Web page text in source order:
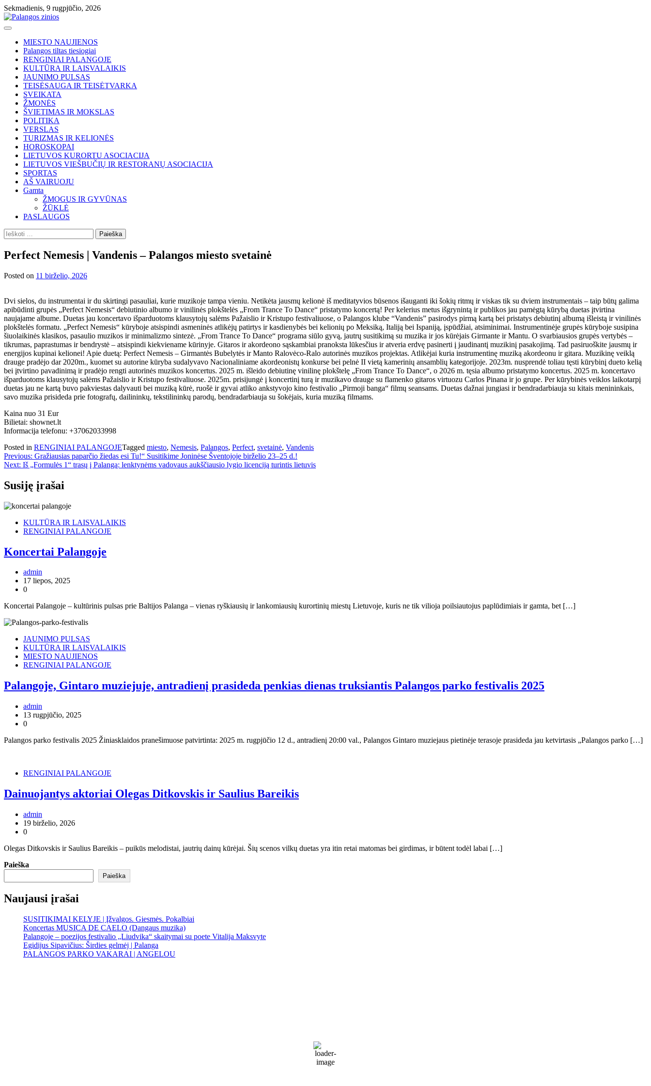
Skip
to
content
Sekmadienis, 9 rugpjūčio, 2026
MIESTO NAUJIENOS
Palangos tiltas tiesiogiai
RENGINIAI PALANGOJE
KULTŪRA IR LAISVALAIKIS
JAUNIMO PULSAS
TEISĖSAUGA IR TEISĖTVARKA
SVEIKATA
ŽMONĖS
ŠVIETIMAS IR MOKSLAS
POLITIKA
VERSLAS
TURIZMAS IR KELIONĖS
HOROSKOPAI
LIETUVOS KURORTU ASOCIACIJA
LIETUVOS VIEŠBUČIŲ IR RESTORANŲ ASOCIACIJA
SPORTAS
AŠ VAIRUOJU
Gamta
ŽMOGUS IR GYVŪNAS
ŽŪKLĖ
PASLAUGOS
Ieškoti:
Perfect Nemesis | Vandenis – Palangos miesto svetainė
Posted on 11 birželio, 2026
Dvi sielos, du instrumentai ir du skirtingi pasauliai, kurie muzikoje tampa vieniu. Netikėta jausmų kelionė iš meditatyvios būsenos išauganti iki šokių ritmų ir viskas tik su dviem instrumentais – taip būtų galima
apibūdinti grupės „Perfect Nemesis“ debiutinio albumo ir vinilinės plokštelės „From Trance To Dance“ pristatymo koncertą! Per kelerius metus išgrynintą ir publikos jau pamėgtą kūrybą duetas įtvirtina
naujajame albume. Duetas jau koncertavo išparduotoms klausytojų salėms Pažaislio ir Kristupo festivaliuose, o Palangos klube “Vandenis” pasirodys pirmą kartą bei pristatys debiutinį albumą išleistą ir vinilinės
plokštelės formatu. „Perfect Nemesis“ kūryboje atsispindi asmeninės atlikėjų patirtys ir kasdienybės bei kelionių po Meksiką, Italiją bei Ispaniją, įspūdžiai, atsiminimai. Instrumentinėje grupės kūryboje susipina
šiuolaikinės klasikos, pasaulio muzikos ir minimalizmo sintezė. „From Trance To Dance“ programa siūlo gyvą, jautrų susitikimą su muzika ir jos kūrėjais Girmante ir Mantu. O svarbiausios grupės vertybės –
tikrumas, paprastumas ir bendrystė – atsispindi kiekviename kūrinyje. Gitaros ir akordeono sąskambiai pranoksta lūkesčius ir atveria erdvę pasinerti į jaudinantį muzikinį pasakojimą. Tad pasiruoškite jausmų ir
energijos kupinai kelionei! Apie duetą: Perfect Nemesis – Girmantės Bubelytės ir Manto Ralovėco-Ralo autorinės muzikos projektas. Atlikėjai kuria instrumentinę muziką akordeonu ir gitara. Muzikinę veiklą
drauge pradėjo dar 2020m., kuomet su autorine kūryba sudalyvavo Nacionaliniame akordeonistų konkurse bei pelnė II vietą kamerinių ansamblių kategorijoje. 2023m. nusprendė toliau tęsti kūrybinį dueto kelią
bei įtvirtino pavadinimą ir pradėjo rengti autorinės muzikos koncertus. 2025 m. išleido debiutinę vinilinę plokštelę „From Trance To Dance“, o 2026 m. tęsia albumo pristatymo koncertus. 2025 m. koncertavo
išparduotoms klausytojų salėms Pažaislio ir Kristupo festivaliuose. 2025m. prisijungė į koncertinį turą ir muzikavo drauge su flamenko gitaros virtuozu Carlos Pinana ir jo grupe. Per kūrybinės veiklos laikotarpį
duetas jau ne kartą buvo pakviestas dalyvauti bei muziką kūrė, ruošė ir gyvai atliko ankstyvojo kino festivalio „Pirmoji banga“ filmų seansams. Duetas dažnai jungiasi ir bendradarbiauja su kitais menininkais,
savo muzika prisideda prie fotografų, dailininkų, tekstilininkų parodų, bendradarbiauja su šokėjais, kuria muziką filmams.
Kaina nuo 31 Eur
Bilietai: shownet.lt
Informacija telefonu: +37062033998
Posted in RENGINIAI PALANGOJETagged miesto, Nemesis, Palangos, Perfect, svetainė, Vandenis
Navigacija
tarp
įrašų
Previous: Gražiausias paparčio žiedas esi Tu!“ Susitikime Joninėse Šventojoje birželio 23–25 d.!
Next: Iš „Formulės 1“ trasų į Palangą: lenktynėms vadovaus aukščiausio lygio licenciją turintis lietuvis
Susiję įrašai
KULTŪRA IR LAISVALAIKIS
RENGINIAI PALANGOJE
Koncertai Palangoje
admin
17 liepos, 2025
0
Koncertai Palangoje – kultūrinis pulsas prie Baltijos Palanga – vienas ryškiausių ir lankomiausių kurortinių miestų Lietuvoje, kuris ne tik vilioja poilsiautojus paplūdimiais ir gamta, bet […]
JAUNIMO PULSAS
KULTŪRA IR LAISVALAIKIS
MIESTO NAUJIENOS
RENGINIAI PALANGOJE
Palangoje, Gintaro muziejuje, antradienį prasideda penkias dienas truksiantis Palangos parko festivalis 2025
admin
13 rugpjūčio, 2025
0
Palangos parko festivalis 2025 Žiniasklaidos pranešimuose patvirtinta: 2025 m. rugpjūčio 12 d., antradienį 20:00 val., Palangos Gintaro muziejaus pietinėje terasoje prasideda jau ketvirtasis „Palangos parko […]
RENGINIAI PALANGOJE
Dainuojantys aktoriai Olegas Ditkovskis ir Saulius Bareikis
admin
19 birželio, 2026
0
Olegas Ditkovskis ir Saulius Bareikis – puikūs melodistai, jautrių dainų kūrėjai. Šių scenos vilkų duetas yra itin retai matomas bei girdimas, ir būtent todėl labai […]
Paieška
Paieška
Naujausi įrašai
SUSITIKIMAI KELYJE | Įžvalgos. Giesmės. Pokalbiai
Koncertas MUSICA DE CAELO (Dangaus muzika)
Palangoje – poezijos festivalio „Liudvika“ skaitymai su poete Vitalija Maksvyte
Egidijus Sipavičius: Širdies gelmėj | Palanga
PALANGOS PARKO VAKARAI | ANGELOU
68 %